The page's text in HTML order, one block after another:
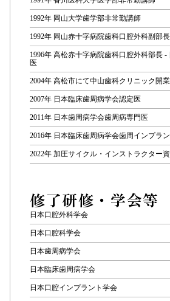
1992年 岡山大学歯学部非常勤講師
1992年 岡山赤十字病院歯科口腔外科副部長
1996年 高松赤十字病院歯科口腔外科部長
医
2004年 高松市にて中山歯科クリニック開業
2007年 日本臨床歯周病学会認定医
2011年 日本歯周病学会歯周病専門医
2016年 日本臨床歯周病学会歯周インプラ
2022年 加圧サイクル・インストラクター
修了研修・学会等
日本口腔外科学会
日本口腔科学会
日本歯周病学会
日本臨床歯周病学会
日本口腔インプラント学会